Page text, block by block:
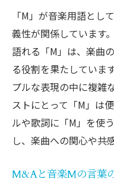
「M」が音楽用語とし
義性が関係しています
語れる「M」は、楽曲
る役割を果たしていま
プルな表現の中に複雑
ストにとって「M」は
ルや歌詞に「M」を使
し、楽曲への関心や共
M&Aと音楽Mの言葉